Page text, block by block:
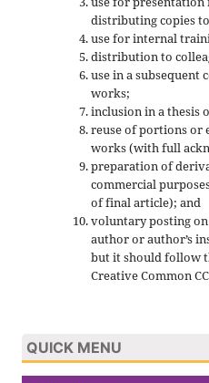
distributing copies
use for internal
distribution to
use in a
works;
inclusion in a thesis
reuse of portions or
works (with full
preparation of
commercial
of final article); and
voluntary posting
author or author’s
but it should follow
Creative Common
QUICK MENU